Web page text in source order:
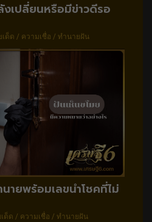
งเปลี่ยนหรือมีข่าวดีรอ
เด็ด / ความเชื่อ / ทำนายฝัน
ายพร้อมเลขนำโชคที่ไม่
เด็ด / ความเชื่อ / ทำนายฝัน